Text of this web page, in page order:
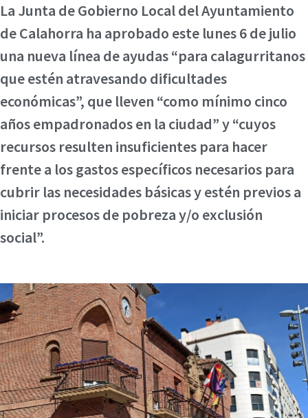
La Junta de Gobierno Local del Ayuntamiento
de Calahorra ha aprobado este lunes 6 de julio
una nueva línea de ayudas “para calagurritanos
que estén atravesando dificultades
económicas”, que lleven “como mínimo cinco
años empadronados en la ciudad” y “cuyos
recursos resulten insuficientes para hacer
frente a los gastos específicos necesarios para
cubrir las necesidades básicas y estén previos a
iniciar procesos de pobreza y/o exclusión
social”.